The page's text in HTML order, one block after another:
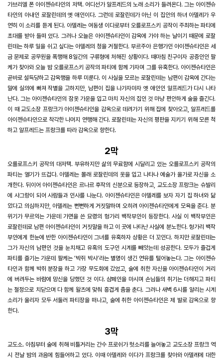
가브리엘 폰 아이젠슈타인의 저택. 어디선가 알프레드의 노래 소리가 들려온다. 그는 아이젠슈
타인의 아내인 로잘린데의 옛 애인이다. 그런데 로잘린데가 아닌 이 집안의 하녀 아델레가 우
연히 이 소리를 듣게 된다. 아델레는 여동생 이다로부터 오를로프스키 공작이 주최하는 파티에
초대를 받아 들떠 있다. 그러나 오늘은 아이젠슈타인이 감옥에 가야 하는 날이기 때문에 로잘
린데는 하루 일을 쉬고 싶다는 아델레의 청을 거절한다. 부르주아 은행가인 아이젠슈타인은 세
금 문제로 공무원을 폭행해 8일간의 구류형에 처해진 상황이다. 때마침 친구이자 공증인인 팔
케가 찾아와 오늘 밤 오를로프스키 공작의 파티에 함께 가자며 그를 유혹한다. 아이젠슈타인은
곧바로 설득당하고 감옥행을 하루 미룬다. 이 사실을 모르는 로잘린데는 남편이 감옥에 간다는
말에 실의에 빠져 작별을 고하지만, 남편이 집을 나가자마자 옛 애인인 알프레드가 다시 나타
난다. 그는 아이젠슈타인의 잠옷 가운을 입고 마치 자신의 집인 것 마냥 편안하게 술을 즐긴다.
이 때 교도소장 프랑크가 아이젠슈타인을 감옥으로 데려가기 위해 집에 찾아오고, 알프레드를
아이젠슈타인으로 착각한 나머지 연행해 간다. 로잘린데는 자신의 평판을 지키기 위해 모른 척
하고 알프레드는 프랑크를 따라 감옥으로 향한다.
2막
오를로프스키 공작의 대저택. 부유하지만 삶의 무료함에 시달리고 있는 오를로프스키 공작의
파티는 열기가 뜨겁다. 아델레는 몰래 로잘린데의 옷을 입고 나타나 예술가 올가로 자신을 소
개한다. 뒤이어 아이젠슈타인은 르나르 후작의 신분으로 등장하고, 교도소장 프랑크는 슈발리
에 샤그랑이 되어 사람들과 인사를 나눈다. 아이젠슈타인은 아델레를 보자 자기 집 하녀와 닮
았다고 의심하지만, 아델레는 뻔뻔하게 거짓말하며 오히려 아이젠슈타인에게 모욕을 준다. 분
위기가 무르익는 가운데 가면을 쓴 묘령의 헝가리 백작부인이 등장한다. 사실 이 백작부인은
로잘린데로 남편 아이젠슈타인이 거짓말을 하고 이 곳에 나타난 사실에 분노한다. 헝가리 백작
부인에게 한눈에 반한 아이젠슈타인이 그녀를 유혹하자 상황은 더 꼬인다. 하지만 로잘린데는
그가 자신의 남편인 것을 눈치채고 유혹의 도구인 시계를 빼앗는데 성공한다. 모두가 즐겁게
파티를 즐기는 가운데 팔케는 ‘박쥐 박사’라는 별명이 생긴 연유를 털어놓는다. 그는 아이젠슈
타인과 함께 박쥐 분장을 하고 가장 무도회에 갔었고, 술에 취한 자신을 아이젠슈타인이 거리
에 버려두는 바람에 망신을 당했던 것 이다. 샴페인을 마시며 손님들의 취기는 더해지고 파티
는 절정으로 치닫으며 다 함께 왈츠에 맞춰 흥겹게 춤을 춘다. 그러나 새벽 6시를 알리는 시계
소리가 울리자 모두 서둘러 파티장을 떠나고, 술에 취한 아이젠슈타인은 제 발로 감옥으로 향
한다.
3막
교도소. 아침부터 술에 취해 비틀거리는 간수 프로쉬가 헛소리를 늘어놓고 교도소장 프랑크 역
시 전날 밤의 과음에 힘들어하고 있다. 이때 아델레와 이다가 프랑크를 찾아와 아델레에 대한